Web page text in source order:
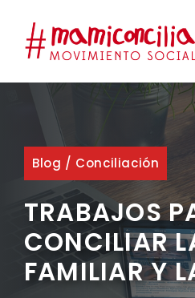
contenido
Blog / Conciliación
TRABAJOS
CONCILIAR
FAMILIAR Y